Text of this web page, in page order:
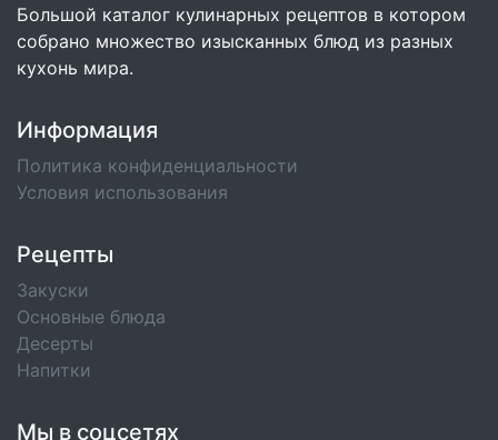
Большой каталог кулинарных рецептов в котором
собрано множество изысканных блюд из разных
кухонь мира.
Информация
Политика конфиденциальности
Условия использования
Рецепты
Закуски
Основные блюда
Десерты
Напитки
Мы в соцсетях